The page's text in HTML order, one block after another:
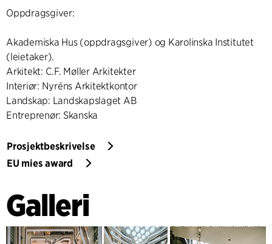
Oppdragsgiver:
Akademiska Hus (oppdragsgiver) og Karolinska Institutet
(leietaker).
Arkitekt: C.F. Møller Arkitekter
Interiør: Nyréns Arkitektkontor
Landskap: Landskapslaget AB
Entreprenør: Skanska
Prosjektbeskrivelse
EU mies award
Galleri